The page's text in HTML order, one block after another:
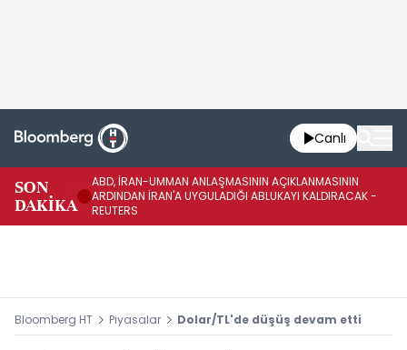
Canlı
SON
DAKİKA
ABD, İRAN-UMMAN ANLAŞMASININ AÇIKLANMASININ
ARDINDAN İRAN'A UYGULADIĞI ABLUKAYI KALDIRACAK -
REUTERS
Bloomberg HT Piyasalar Dolar/TL'de düşüş devam etti